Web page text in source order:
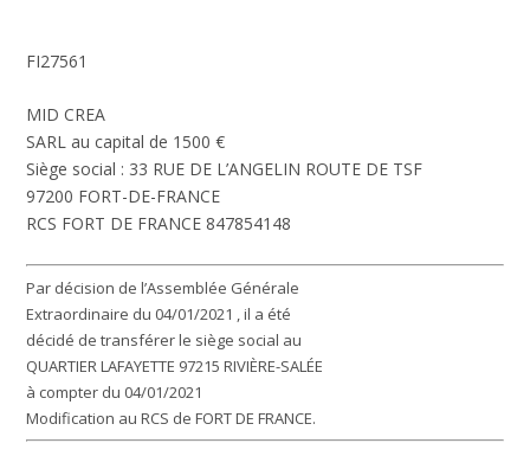
FI27561
MID CREA
SARL au capital de 1500 €
Siège social : 33 RUE DE L’ANGELIN ROUTE DE TSF
97200 FORT-DE-FRANCE
RCS FORT DE FRANCE 847854148
Par décision de l’Assemblée Générale
Extraordinaire du 04/01/2021 , il a été
décidé de transférer le siège social au
QUARTIER LAFAYETTE 97215 RIVIÈRE-SALÉE
à compter du 04/01/2021
Modification au RCS de FORT DE FRANCE.